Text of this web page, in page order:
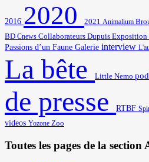
2016 2020 2021 Animalium
BD Cnews Collaborateurs Dupuis Exposition
Passions d’un Faune Galerie interview
La bête Little Nemo
de presse
RTBF
videos Yozone Zoo
Toutes les pages de la section